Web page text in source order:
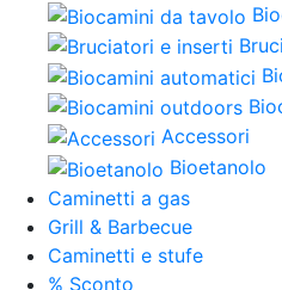
Accessori
Bioetanolo
Caminetti a gas
Grill & Barbecue
Caminetti e stufe
% Sconto